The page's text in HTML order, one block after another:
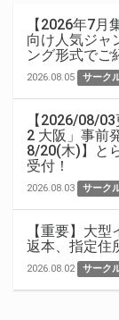
【2026年7
向け人気ジャ
ング形式でご
2026.08.05 サーク
【2026/08/
2 大阪」事前
8/20(木)】と
受付！
2026.08.03 サーク
【重要】大
返本、指定住
2026.08.02 サーク